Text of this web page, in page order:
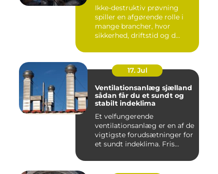
Ikke-destruktiv prøvning
spiller en afgørende rolle i
mange brancher, hvor
sikkerhed, driftstid og d...
17. Jul
Ventilationsanlæg sjælland
sådan får du et sundt og
stabilt indeklima
Et velfungerende
ventilationsanlæg er en af de
vigtigste forudsætninger for
et sundt indeklima. Fris...